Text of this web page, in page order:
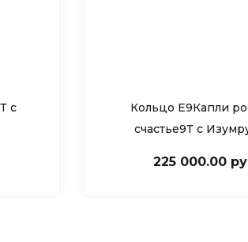
c
Кольцо Е9Капли
счастье9Т c
225 000.00